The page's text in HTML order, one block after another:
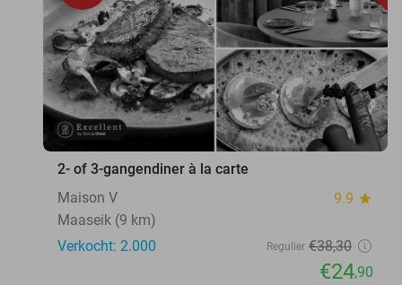
2- of 3-gangendiner à la carte
Maison V
9.9 star
Maaseik (9 km)
Verkocht: 2.000
Regulier €38,30
€24,90